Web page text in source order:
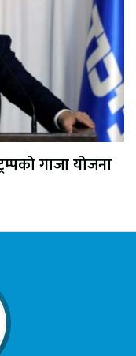
गाजा योजना